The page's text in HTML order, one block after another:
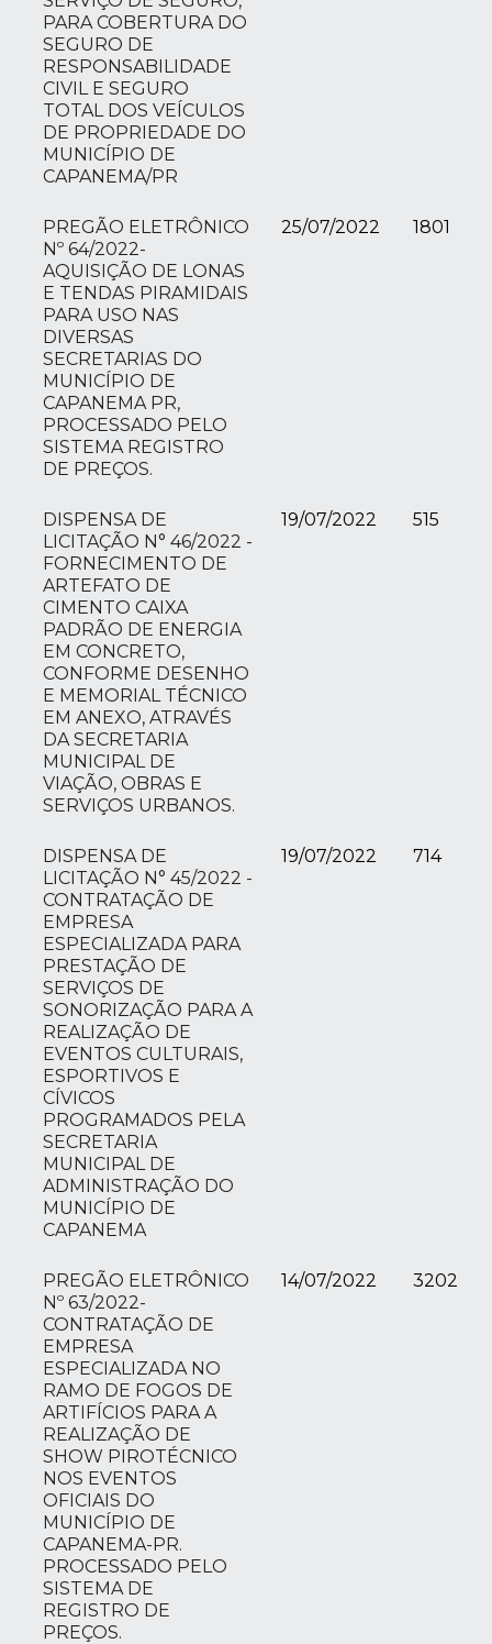
PARA COBERTURA DO
SEGURO DE
RESPONSABILIDADE
CIVIL E SEGURO
TOTAL DOS VEÍCULOS
DE PROPRIEDADE DO
MUNICÍPIO DE
CAPANEMA/PR
PREGÃO ELETRÔNICO
Nº 64/2022-
AQUISIÇÃO DE LONAS
E TENDAS PIRAMIDAIS
PARA USO NAS
DIVERSAS
SECRETARIAS DO
MUNICÍPIO DE
CAPANEMA PR,
PROCESSADO PELO
SISTEMA REGISTRO
DE PREÇOS.
25/07/2022 1801
DISPENSA DE
LICITAÇÃO N° 46/2022 -
FORNECIMENTO DE
ARTEFATO DE
CIMENTO CAIXA
PADRÃO DE ENERGIA
EM CONCRETO,
CONFORME DESENHO
E MEMORIAL TÉCNICO
EM ANEXO, ATRAVÉS
DA SECRETARIA
MUNICIPAL DE
VIAÇÃO, OBRAS E
SERVIÇOS URBANOS.
19/07/2022 515
DISPENSA DE
LICITAÇÃO N° 45/2022 -
CONTRATAÇÃO DE
EMPRESA
ESPECIALIZADA PARA
PRESTAÇÃO DE
SERVIÇOS DE
SONORIZAÇÃO PARA A
REALIZAÇÃO DE
EVENTOS CULTURAIS,
ESPORTIVOS E
CÍVICOS
PROGRAMADOS PELA
SECRETARIA
MUNICIPAL DE
ADMINISTRAÇÃO DO
MUNICÍPIO DE
CAPANEMA
19/07/2022 714
PREGÃO ELETRÔNICO
Nº 63/2022-
CONTRATAÇÃO DE
EMPRESA
ESPECIALIZADA NO
RAMO DE FOGOS DE
ARTIFÍCIOS PARA A
REALIZAÇÃO DE
SHOW PIROTÉCNICO
NOS EVENTOS
OFICIAIS DO
MUNICÍPIO DE
CAPANEMA-PR.
PROCESSADO PELO
SISTEMA DE
REGISTRO DE
PREÇOS.
14/07/2022 3202